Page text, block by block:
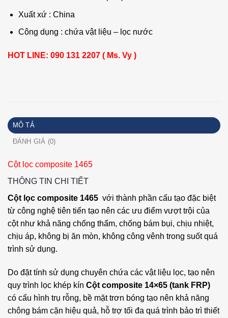
Xuất xứ : China
Công dụng : chứa vật liệu – lọc nước
HOT LINE: 090 131 2207 ( Ms. Vy )
MÔ TẢ
ĐÁNH GIÁ (0)
Cột lọc composite 1465
THÔNG TIN CHI TIẾT
Cột lọc composite 1465 với thành phần cấu tạo đặc biệt
từ công nghệ tiên tiến tạo nên các ưu điểm vượt trội của
cột như khả năng chống thấm, chống bám bụi, chịu nhiệt,
chịu áp, không bị ăn mòn, không công vênh trong suốt quá
trình sử dụng.
Do đặt tính sử dụng chuyên chứa các vật liệu lọc, tạo nên
quy trình lọc khép kín Cột composite 14×65 (tank FRP)
có cấu hình trụ rỗng, bề mặt trơn bóng tạo nên khả năng
chông bám cặn hiệu quả, hỗ trợ tối đa quá trình bảo trì thiết